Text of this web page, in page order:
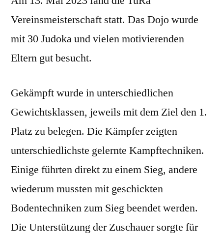
Vereinsmeisterschaft statt. Das Dojo wurde
mit 30 Judoka und vielen motivierenden
Eltern gut besucht.
Gekämpft wurde in unterschiedlichen
Gewichtsklassen, jeweils mit dem Ziel den 1.
Platz zu belegen. Die Kämpfer zeigten
unterschiedlichste gelernte Kampftechniken.
Einige führten direkt zu einem Sieg, andere
wiederum mussten mit geschickten
Bodentechniken zum Sieg beendet werden.
Die Unterstützung der Zuschauer sorgte für